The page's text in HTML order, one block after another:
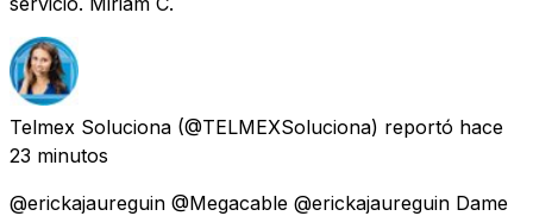
Telmex Soluciona (@TELMEXSoluciona) reportó hace
23 minutos
@erickajaureguin @Megacable @erickajaureguin Dame